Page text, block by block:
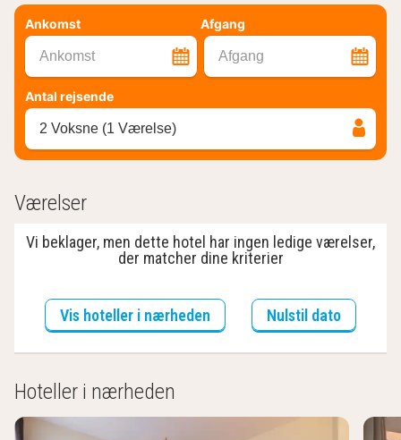
Ankomst Afgang
Ankomst Afgang
Antal rejsende
2 Voksne (1 Værelse)
Værelser
Vi beklager, men dette hotel har ingen ledige værelser,
der matcher dine kriterier
Vis hoteller i nærheden Nulstil dato
Hoteller i nærheden